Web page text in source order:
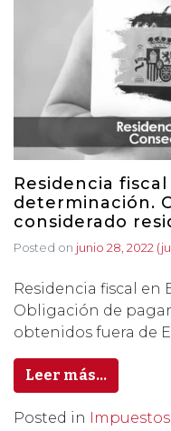
Residencia
determinación.
considerado
Posted on junio 28, 2022
Residencia fiscal en
Obligación de
obtenidos fuera de
Leer más…
Posted in